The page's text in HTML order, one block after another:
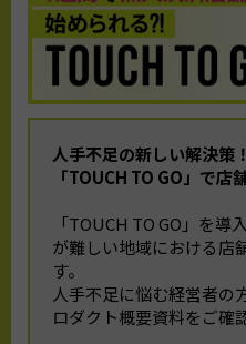
人手不足の新しい解決策！
「TOUCH TO GO」で店
「TOUCH TO GO」を
が難しい地域における店
す。
人手不足に悩む経営者の
ロダクト概要資料をご確